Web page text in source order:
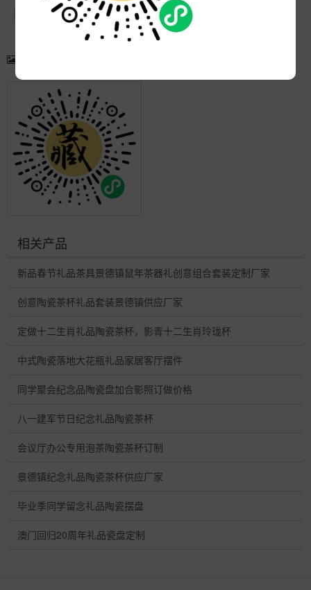
相关产品
新品春节礼品茶具景德镇鼠年茶器礼创意组合套装定制厂家
创意陶瓷茶杯礼品套装景德镇供应厂家
定做十二生肖礼品陶瓷茶杯，影青十二生肖玲珑杯
中式陶瓷落地大花瓶礼品家居客厅摆件
同学聚会纪念品陶瓷盘加合影照订做价格
八一建军节日纪念礼品陶瓷茶杯
会议厅办公专用泡茶陶瓷茶杯订制
景德镇纪念礼品陶瓷茶杯供应厂家
毕业季同学留念礼品陶瓷摆盘
澳门回归20周年礼品瓷盘定制